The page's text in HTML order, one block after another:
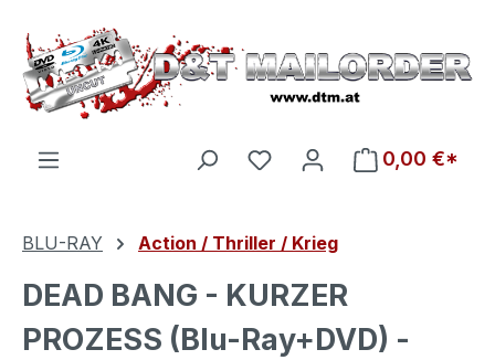
Zum Hauptinhalt springen
Du hast 0 Produkte auf
0,00 €*
BLU-RAY Action / Thriller / Krieg
DEAD BANG - KURZER
PROZESS (Blu-Ray+DVD) -